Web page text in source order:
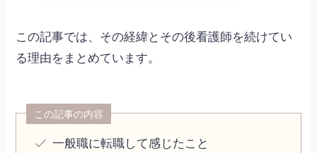
この記事では、その経緯とその後看護師を続けてい
る理由をまとめています。
この記事の内容
一般職に転職して感じたこと